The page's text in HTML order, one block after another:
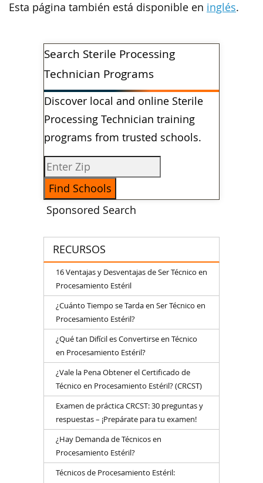
Search Sterile Processing
Technician Programs
Discover local and online Sterile
Processing Technician training
programs from trusted schools.
Sponsored Search
RECURSOS
16 Ventajas y Desventajas de Ser Técnico en
Procesamiento Estéril
¿Cuánto Tiempo se Tarda en Ser Técnico en
Procesamiento Estéril?
¿Qué tan Difícil es Convertirse en Técnico
en Procesamiento Estéril?
¿Vale la Pena Obtener el Certificado de
Técnico en Procesamiento Estéril? (CRCST)
Examen de práctica CRCST: 30 preguntas y
respuestas – ¡Prepárate para tu examen!
¿Hay Demanda de Técnicos en
Procesamiento Estéril?
Técnicos de Procesamiento Estéril:
Esta página también está disponible en inglés.